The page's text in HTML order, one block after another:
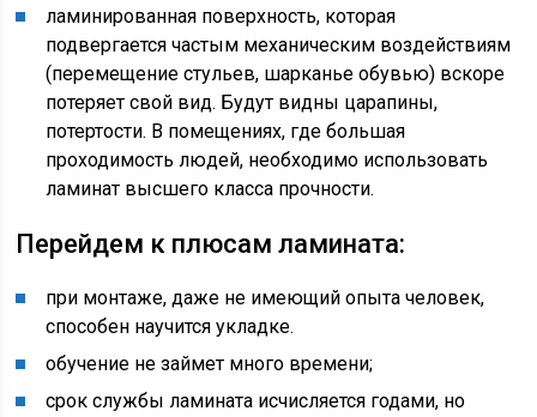
ламинированная поверхность, которая
подвергается частым механическим воздействиям
(перемещение стульев, шарканье обувью) вскоре
потеряет свой вид. Будут видны царапины,
потертости. В помещениях, где большая
проходимость людей, необходимо использовать
ламинат высшего класса прочности.
Перейдем к плюсам ламината:
при монтаже, даже не имеющий опыта человек,
способен научится укладке.
обучение не займет много времени;
срок службы ламината исчисляется годами, но